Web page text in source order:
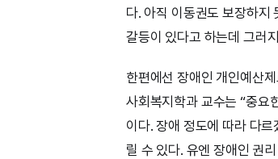
다. 아직 이동권도 보장하지
갈등이 있다고 하는데 그러
한편에선 장애인 개인예산
사회복지학과 교수는 “중요
이다. 장애 정도에 따라 다
릴 수 있다. 유엔 장애인 권